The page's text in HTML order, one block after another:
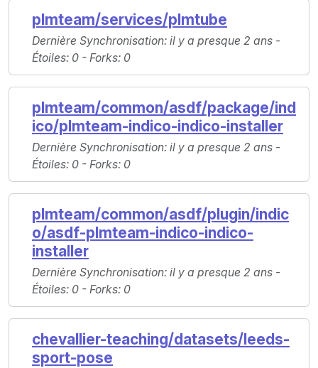
plmteam/services/plmtube
Dernière Synchronisation: il y a presque 2 ans -
Étoiles: 0 - Forks: 0
plmteam/common/asdf/package/ind
ico/plmteam-indico-indico-installer
Dernière Synchronisation: il y a presque 2 ans -
Étoiles: 0 - Forks: 0
plmteam/common/asdf/plugin/indic
o/asdf-plmteam-indico-indico-
installer
Dernière Synchronisation: il y a presque 2 ans -
Étoiles: 0 - Forks: 0
chevallier-teaching/datasets/leeds-
sport-pose